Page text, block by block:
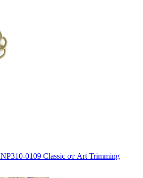
NP310-0109 Classic от Art Trimming